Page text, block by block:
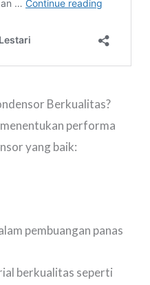
Berkualitas?
performa
yang baik:
pembuangan panas
berkualitas seperti